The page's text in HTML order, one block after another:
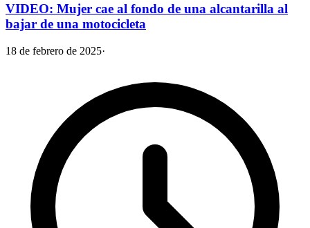
VIDEO: Mujer cae al fondo de una alcantarilla al
bajar de una motocicleta
18 de febrero de 2025·